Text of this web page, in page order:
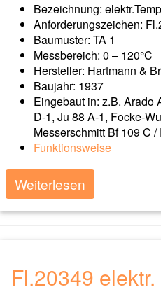
Bezeichnung:
Anforderungszeichen:
Baumuster: TA 1
Messbereich: 0 – 120°C
Hersteller: Hartmann &
Baujahr: 1937
Eingebaut in: z.B. Arado
D-1, Ju 88 A-1, Focke-
Messerschmitt Bf 109 C
Funktionsweise
Weiterlesen
Fl.20349 elektr.